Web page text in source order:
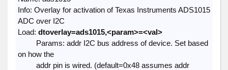
Info: Overlay for activation of Texas Instruments ADS1015
ADC over I2C
Load: dtoverlay=ads1015,<param>=<val>
Params: addr I2C bus address of device. Set based
on how the
addr pin is wired. (default=0x48 assumes addr